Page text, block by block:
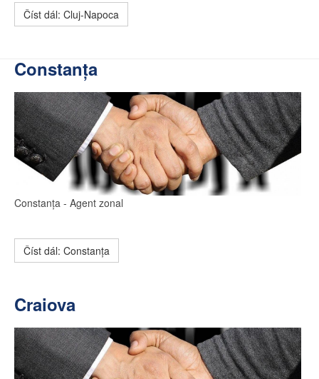
Číst dál: Cluj-Napoca
Constanța
Constanța - Agent zonal
Číst dál: Constanța
Craiova